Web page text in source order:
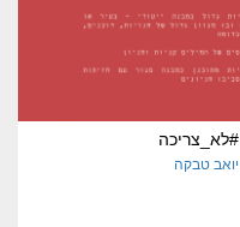
#לא_צריכה
יואב טבקה